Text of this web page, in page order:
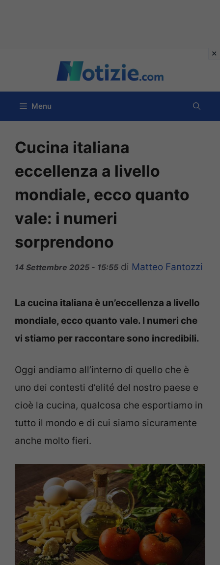
contenuto
Menu
Cucina italiana
eccellenza a livello
mondiale, ecco quanto
vale: i numeri
sorprendono
14 Settembre 2025 - 15:55 di Matteo Fantozzi
La cucina italiana è un’eccellenza a livello
mondiale, ecco quanto vale. I numeri che
vi stiamo per raccontare sono incredibili.
Oggi andiamo all’interno di quello che è
uno dei contesti d’elité del nostro paese e
cioè la cucina, qualcosa che esportiamo in
tutto il mondo e di cui siamo sicuramente
anche molto fieri.